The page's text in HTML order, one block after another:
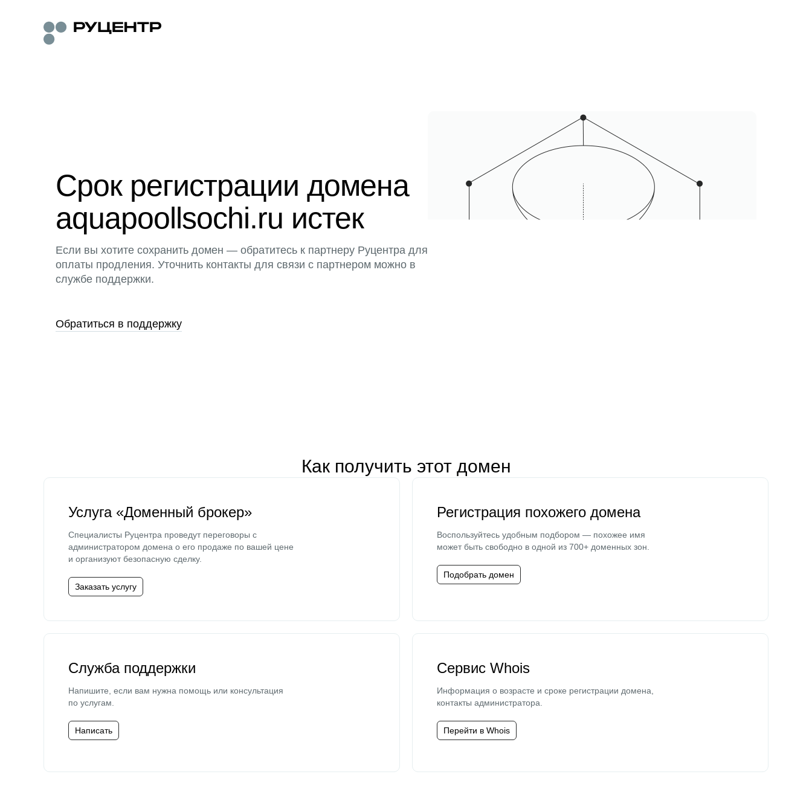
Срок регистрации домена
aquapoollsochi.ru истек
Если вы хотите сохранить домен — обратитесь к партнеру Руцентра для
оплаты продления. Уточнить контакты для связи с партнером можно в
службе поддержки.
Обратиться в поддержку
Как получить этот домен
Услуга «Доменный брокер»
Специалисты Руцентра проведут переговоры с
администратором домена о его продаже по вашей цене
и организуют безопасную сделку.
Заказать услугу
Регистрация похожего домена
Воспользуйтесь удобным подбором — похожее имя
может быть свободно в одной из 700+ доменных зон.
Подобрать домен
Служба поддержки
Напишите, если вам нужна помощь или консультация
по услугам.
Написать
Сервис Whois
Информация о возрасте и сроке регистрации домена,
контакты администратора.
Перейти в Whois